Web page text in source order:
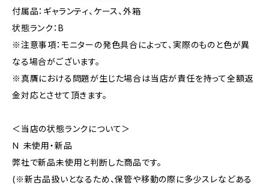
付属品：ギャランティ、ケース、外箱
状態ランク：B
※注意事項：モニターの発色具合によって、実際のものと色が異
なる場合がございます。
※真贋における問題が生じた場合は当店が責任を持って全額返
金対応とさせて頂きます。
＜当店の状態ランクについて＞
Ｎ 未使用・新品
弊社で新品未使用と判断した商品です。
(※新古品扱いとなるため、保管や移動の際に多少スレなどある